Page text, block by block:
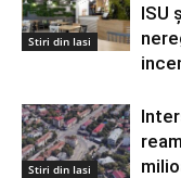
Stiri din Iasi
ISU
Stiri din Iasi